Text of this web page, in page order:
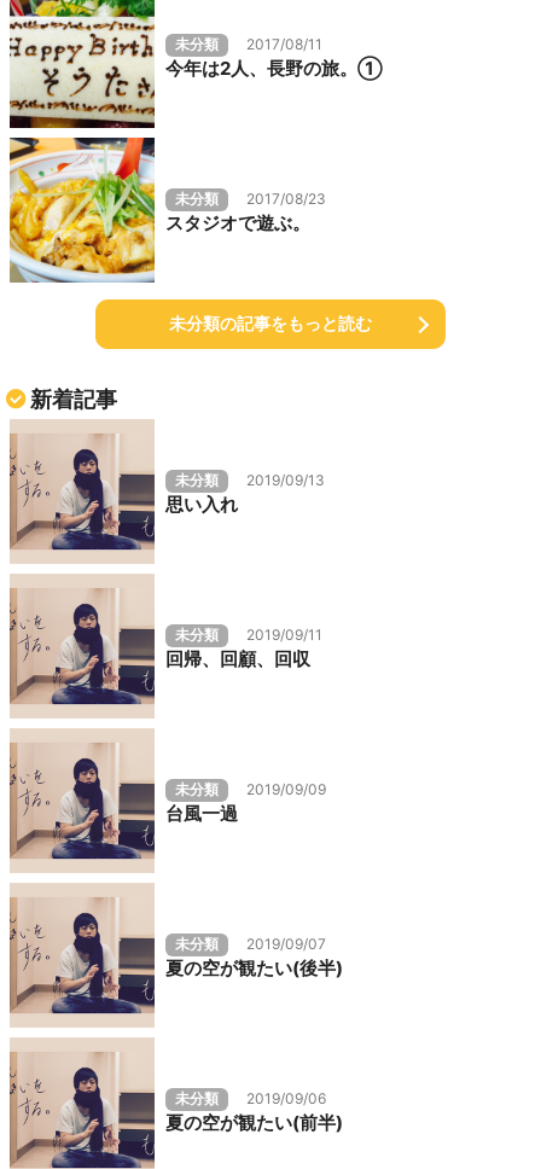
未分類 2017/08/11
今年は2人、長野の旅。①
未分類 2017/08/23
スタジオで遊ぶ。
未分類の記事をもっと読む
新着記事
未分類 2019/09/13
思い入れ
未分類 2019/09/11
回帰、回顧、回収
未分類 2019/09/09
台風一過
未分類 2019/09/07
夏の空が観たい(後半)
未分類 2019/09/06
夏の空が観たい(前半)